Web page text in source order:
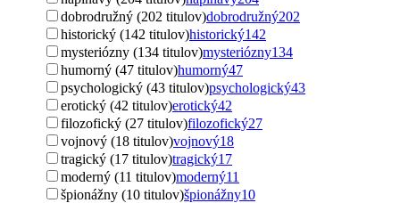
dobrodružný (202 titulov)dobrodružný202
historický (142 titulov)historický142
mysteriózny (134 titulov)mysteriózny134
humorný (47 titulov)humorný47
psychologický (43 titulov)psychologický43
erotický (42 titulov)erotický42
filozofický (27 titulov)filozofický27
vojnový (18 titulov)vojnový18
tragický (17 titulov)tragický17
moderný (11 titulov)moderný11
špionážny (10 titulov)špionážny10